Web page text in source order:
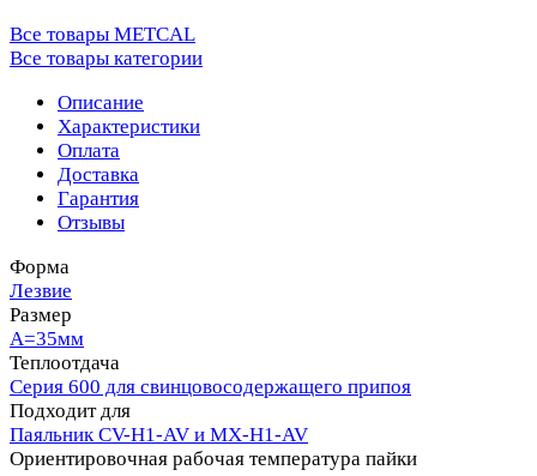
Все товары METCAL
Все товары категории
Описание
Характеристики
Оплата
Доставка
Гарантия
Отзывы
Форма
Лезвие
Размер
A=35мм
Теплоотдача
Серия 600 для свинцовосодержащего припоя
Подходит для
Паяльник CV-H1-AV и MX-H1-AV
Ориентировочная рабочая температура пайки